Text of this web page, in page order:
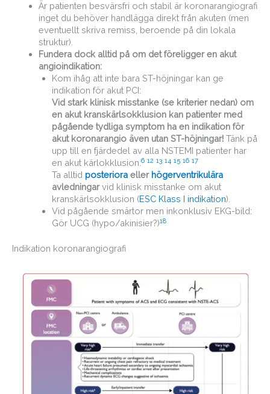
Är patienten besvärsfri och stabil är koronarangiografi
inget du behöver handlägga direkt från akuten (men
eventuellt skriva remiss, beroende på din lokala
struktur).
Fundera dock alltid på om det föreligger en akut
angioindikation:
Kom ihåg att inte bara ST-höjningar kan ge
indikation för akut PCI:
Vid stark klinisk misstanke (se kriterier nedan) om
en akut kranskärlsokklusion kan patienter med
pågående tydliga symptom ha en indikation för
akut koronarangio även utan ST-höjningar!Tänk på
upp till en fjärdedel av alla NSTEMI patienter har
en akut kärlokklusion.6 12 13 14 15 16 17
Ta alltid posterioraeller högerventrikulära
avledningarvid klinisk misstanke om akut
kranskärlsokklusion (ESC Klass I indikation).
Vid pågående smärtor men inkonklusiv EKG-bild:
Gör UCG (hypo/akinisier?)18
Indikation koronarangiografi